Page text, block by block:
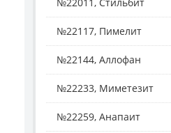
№22117, Пимелит
№22144, Аллофан
№22233, Миметезит
№22259, Анапаит